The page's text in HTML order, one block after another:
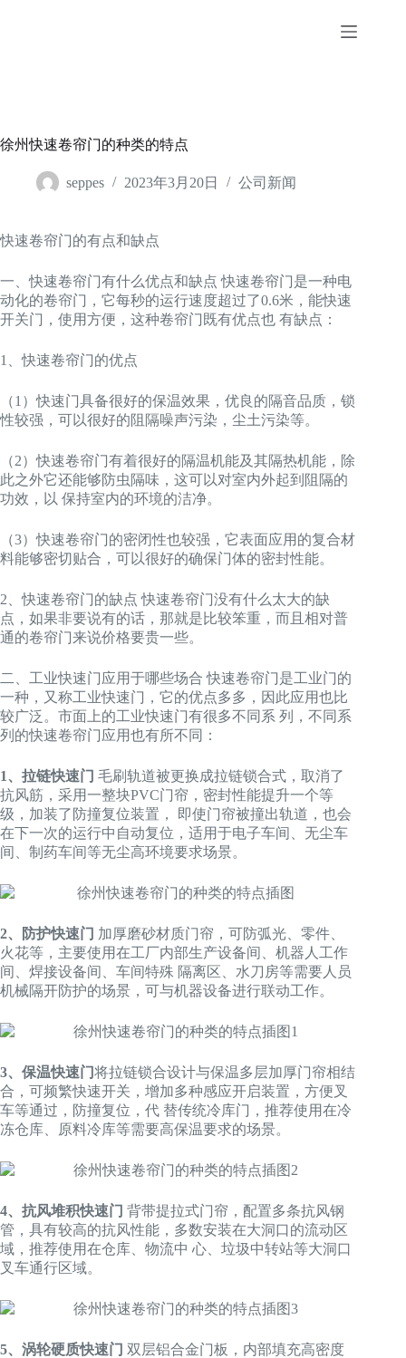
徐州快速卷帘门的种类的特点
seppes 2023年3月20日 公司新闻
快速卷帘门的有点和缺点
一、快速卷帘门有什么优点和缺点 快速卷帘门是一种电
动化的卷帘门，它每秒的运行速度超过了0.6米，能快速
开关门，使用方便，这种卷帘门既有优点也 有缺点：
1、快速卷帘门的优点
（1）快速门具备很好的保温效果，优良的隔音品质，锁
性较强，可以很好的阻隔噪声污染，尘土污染等。
（2）快速卷帘门有着很好的隔温机能及其隔热机能，除
此之外它还能够防虫隔味，这可以对室内外起到阻隔的
功效，以 保持室内的环境的洁净。
（3）快速卷帘门的密闭性也较强，它表面应用的复合材
料能够密切贴合，可以很好的确保门体的密封性能。
2、快速卷帘门的缺点 快速卷帘门没有什么太大的缺
点，如果非要说有的话，那就是比较笨重，而且相对普
通的卷帘门来说价格要贵一些。
二、工业快速门应用于哪些场合 快速卷帘门是工业门的
一种，又称工业快速门，它的优点多多，因此应用也比
较广泛。市面上的工业快速门有很多不同系 列，不同系
列的快速卷帘门应用也有所不同：
1、拉链快速门 毛刷轨道被更换成拉链锁合式，取消了
抗风筋，采用一整块PVC门帘，密封性能提升一个等
级，加装了防撞复位装置， 即使门帘被撞出轨道，也会
在下一次的运行中自动复位，适用于电子车间、无尘车
间、制药车间等无尘高环境要求场景。
2、防护快速门 加厚磨砂材质门帘，可防弧光、零件、
火花等，主要使用在工厂内部生产设备间、机器人工作
间、焊接设备间、车间特殊 隔离区、水刀房等需要人员
机械隔开防护的场景，可与机器设备进行联动工作。
3、保温快速门将拉链锁合设计与保温多层加厚门帘相结
合，可频繁快速开关，增加多种感应开启装置，方便叉
车等通过，防撞复位，代 替传统冷库门，推荐使用在冷
冻仓库、原料冷库等需要高保温要求的场景。
4、抗风堆积快速门 背带提拉式门帘，配置多条抗风钢
管，具有较高的抗风性能，多数安装在大洞口的流动区
域，推荐使用在仓库、物流中 心、垃圾中转站等大洞口
叉车通行区域。
5、涡轮硬质快速门 双层铝合金门板，内部填充高密度